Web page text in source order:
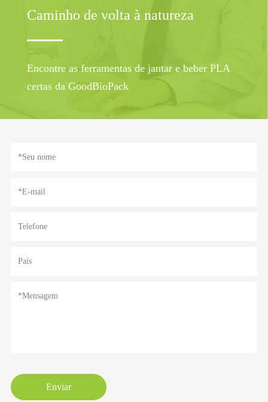
Caminho de volta à natureza
Encontre as ferramentas de jantar e beber PLA
certas da GoodBioPack
Enviar